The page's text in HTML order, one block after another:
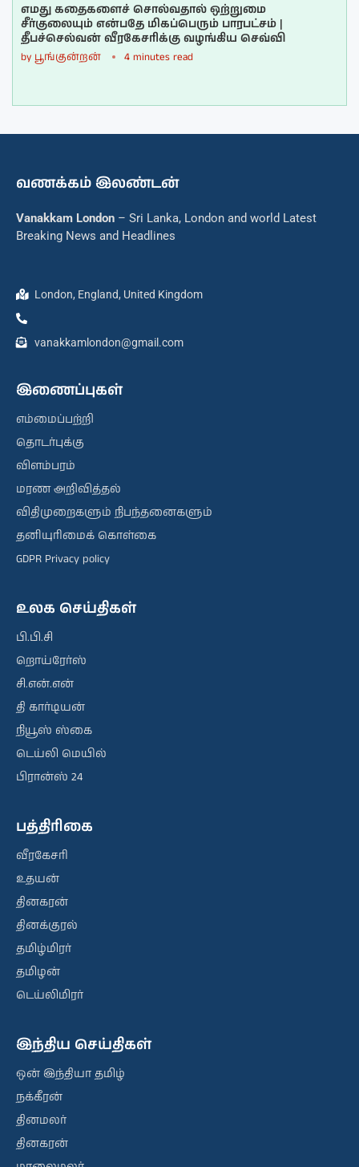
எமது கதைகளைச் சொல்வதால் ஒற்றுமை
சீர்குலையும் என்பதே மிகப்பெரும் பாரபட்சம் |
தீபச்செல்வன் வீரகேசரிக்கு வழங்கிய செவ்வி
by பூங்குன்றன் 4 minutes read
வணக்கம் இலண்டன்
Vanakkam London – Sri Lanka, London and world Latest
Breaking News and Headlines
London, England, United Kingdom
vanakkamlondon@gmail.com
இணைப்புகள்
எம்மைப்பற்றி
தொடர்புக்கு
விளம்பரம்
மரண அறிவித்தல்
விதிமுறைகளும் நிபந்தனைகளும்
தனியுரிமைக் கொள்கை
GDPR Privacy policy
உலக செய்திகள்
பி.பி.சி
றொய்ரேர்ஸ்
சி.என்.என்
தி கார்டியன்
நியூஸ் ஸ்கை
டெய்லி மெயில்
பிரான்ஸ் 24
பத்திரிகை
வீரகேசரி
உதயன்
தினகரன்
தினக்குரல்
தமிழ்மிரர்
தமிழன்
டெய்லிமிரர்
இந்திய செய்திகள்
ஒன் இந்தியா தமிழ்
நக்கீரன்
தினமலர்
தினகரன்